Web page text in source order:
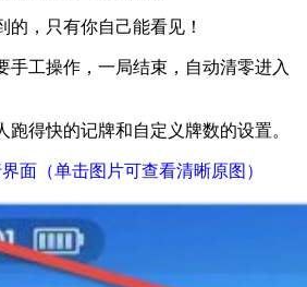
的，只有你自己能看见！
手工操作，一局结束，自动清零进入
跑得快的记牌和自定义牌数的设置。
面（单击图片可查看清晰原图）